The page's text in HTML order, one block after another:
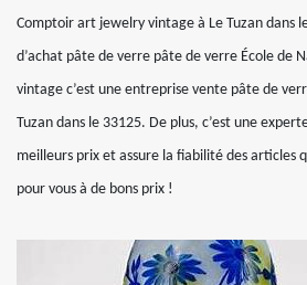
Comptoir art jewelry vintage à Le Tuzan dans
d’achat pâte de verre pâte de verre École de
vintage c’est une entreprise vente pâte de
Tuzan dans le 33125. De plus, c’est une
meilleurs prix et assure la fiabilité des articles
pour vous à de bons prix !